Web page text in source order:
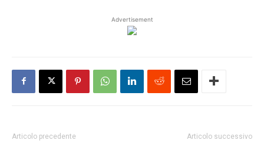
Advertisement
Articolo precedente Articolo successivo